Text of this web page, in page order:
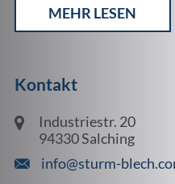
MEHR LESEN
Kontakt
Industriestr. 20
94330 Salching
info@sturm-